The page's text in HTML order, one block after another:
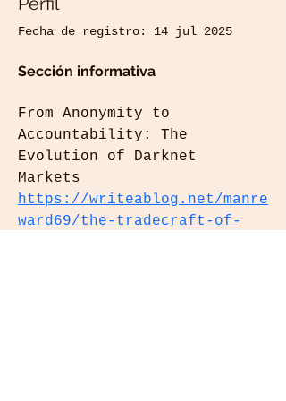
Fecha de registro: 14 jul 2025
Sección informativa
From Anonymity to
Accountability: The
Evolution of Darknet
Markets
https://writeablog.net/manre
ward69/the-tradecraft-of-